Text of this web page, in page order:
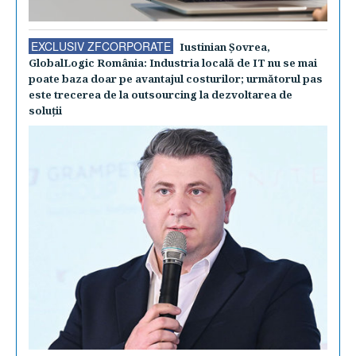
EXCLUSIV ZFCORPORATE
Iustinian Şovrea,
GlobalLogic România: Industria locală de IT nu se mai
poate baza doar pe avantajul costurilor; următorul pas
este trecerea de la outsourcing la dezvoltarea de
soluţii